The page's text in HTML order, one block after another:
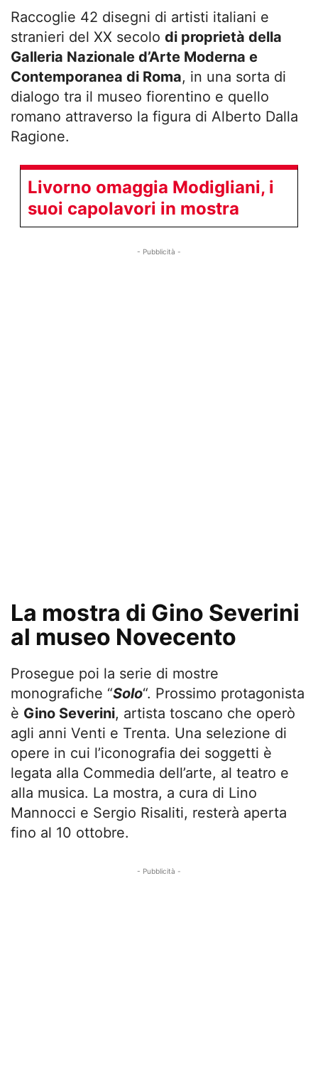
Raccoglie 42 disegni di artisti italiani e
stranieri del XX secolo di proprietà della
Galleria Nazionale d’Arte Moderna e
Contemporanea di Roma, in una sorta di
dialogo tra il museo fiorentino e quello
romano attraverso la figura di Alberto Dalla
Ragione.
Livorno omaggia Modigliani, i
suoi capolavori in mostra
- Pubblicità -
La mostra di Gino Severini
al museo Novecento
Prosegue poi la serie di mostre
monografiche “Solo“. Prossimo protagonista
è Gino Severini, artista toscano che operò
agli anni Venti e Trenta. Una selezione di
opere in cui l’iconografia dei soggetti è
legata alla Commedia dell’arte, al teatro e
alla musica. La mostra, a cura di Lino
Mannocci e Sergio Risaliti, resterà aperta
fino al 10 ottobre.
- Pubblicità -